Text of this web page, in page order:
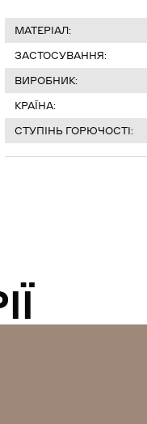
МАТЕРІАЛ:
ЗАСТОСУВАННЯ:
ВИРОБНИК:
КРАЇНА:
СТУПІНЬ ГОРЮЧОСТІ: